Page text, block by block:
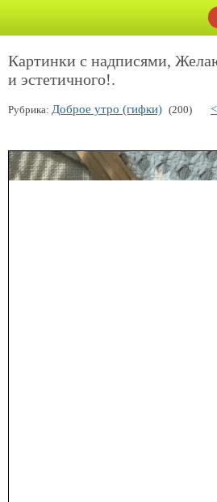
Картинки с надписями,
и эстетичного!.
Рубрика: Доброе утро (гифки) (200)